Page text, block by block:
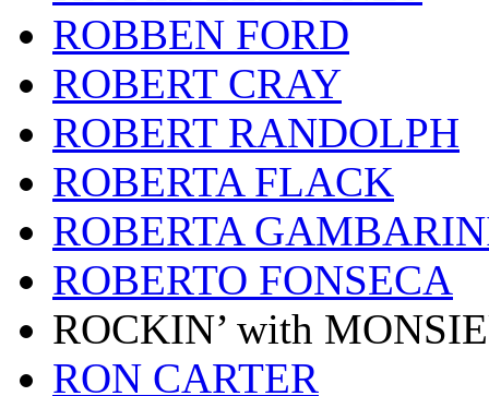
ROBBEN FORD
ROBERT CRAY
ROBERT RANDOLPH
ROBERTA FLACK
ROBERTA
ROBERTO FONSECA
ROCKIN’ with
RON CARTER